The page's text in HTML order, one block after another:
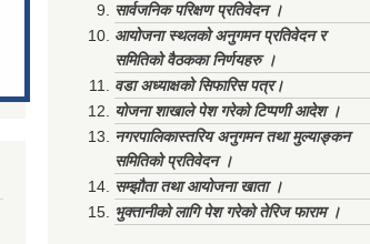
सार्वजनिक परिक्षण प्रतिवेदन ।
आयोजना स्थलको अनुगमन प्रतिवेदन र
समितिको वैठकका निर्णयहरु ।
वडा अध्याक्षको सिफारिस पत्र।
योजना शाखाले पेश गरेको टिप्पणी आदेश ।
नगरपालिकास्तरिय अनुगमन तथा मुल्याङ्कन
समितिको प्रतिवेदन ।
सम्झौता तथा आयोजना खाता ।
भुक्तानीको लागि पेश गरेको तेरिज फाराम ।